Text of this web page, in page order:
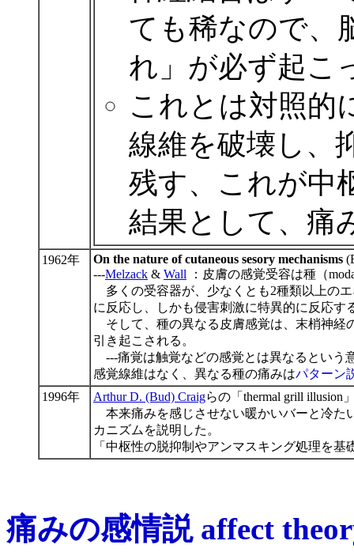
ても稀なので、
れ」が必ず起こ
これとは対照的
線維を破壊し、
残す、これが中
結果として、痛
1962年 On the nature of cutaneous sesory mechanisms
---Melzack & Wall ：皮膚の感覚受容は種（
多くの受容器が、少なくとも2種類以上の
に反応し、しかも侵害刺激に特異的に反応す
そして、種の異なる皮膚感覚は、末梢神経
引き起こされる。
---痛覚は触覚などの感覚とは異なるという
感覚線維はなく、異なる種の痛みはパターン
1996年
Arthur D. (Bud) Craigらの「thermal grill illusion
本来痛みを感じさせない暖かいバーと冷た
カニズムを説明した。
「中枢性の脱抑制やアンマスキング処理を
痛みの感情説 affect